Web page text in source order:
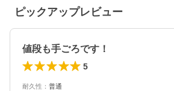
ピックアップレビュー
値段も手ごろです！
5
耐久性 ： 普通